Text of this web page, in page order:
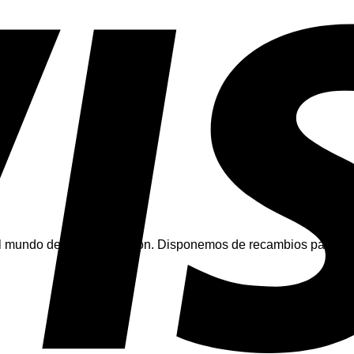
de la climatización. Disponemos de recambios para